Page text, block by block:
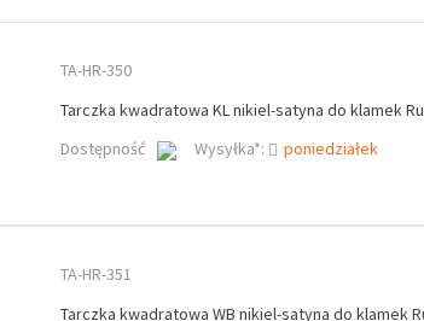
TA-HR-350
Tarczka kwadratowa KL nikiel-satyna do klamek
Dostępność
Wysyłka*: poniedziałek
TA-HR-351
Tarczka kwadratowa WB nikiel-satyna do klamek